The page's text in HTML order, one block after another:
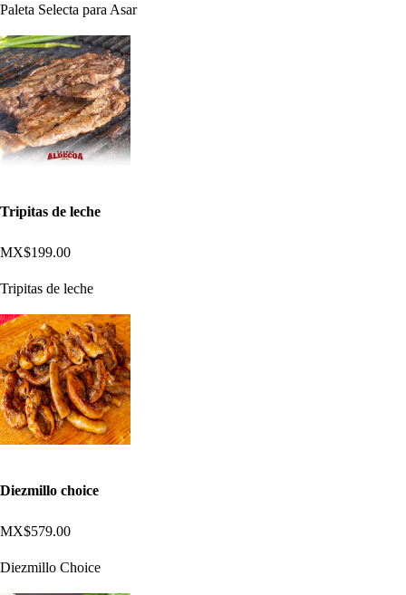
Paleta Selecta para Asar
Tripitas de leche
MX$199.00
Tripitas de leche
Diezmillo choice
MX$579.00
Diezmillo Choice